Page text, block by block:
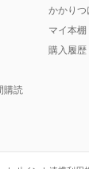
購読
かかりつ
マイ本棚
購入履歴